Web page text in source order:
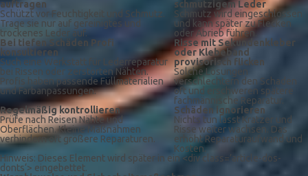
auftragen
Schützt vor Feuchtigkeit und Schmutz.
Trage sie nur auf gereinigtes und
trockenes Leder auf.
schmutzigem Leder
Schmutz wird eingeschlossen
und kann später zu Flecken
oder Abrieb führen.
Bei tiefen Schäden Profi
konsultieren
Such eine Werkstatt für Lederreparatur
bei Rissen oder zerstörten Nähten.
Profis haben passende Füllmaterialien
und Farbanpassungen.
Risse mit Sekundenkleber
oder Klebeband
provisorisch flicken
Solche Lösungen
verschlechtern den Schaden
oft und erschweren spätere
fachmännische Reparatur.
Regelmäßig kontrollieren
Prüfe nach Reisen Nähte und
Oberflächen. Kleine Maßnahmen
verhindern oft größere Reparaturen.
Schäden ignorieren
Nichts tun lässt Kratzer und
Risse weiter wachsen. Das
erhöht Reparaturaufwand und
Kosten.
Hinweis: Dieses Element wird später in ein <div class=’article-dos-
donts‘> eingebettet.